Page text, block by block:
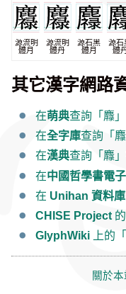
源流明
體月
源流明
體丹
源石黑
體月
源石
體
其它漢字網路
在萌典查詢「䴪
在全字庫查詢「
在漢典查詢「䴪
在中國哲學書電
在 Unihan 資料庫
CHISE Project
GlyphWiki 上的
關於本